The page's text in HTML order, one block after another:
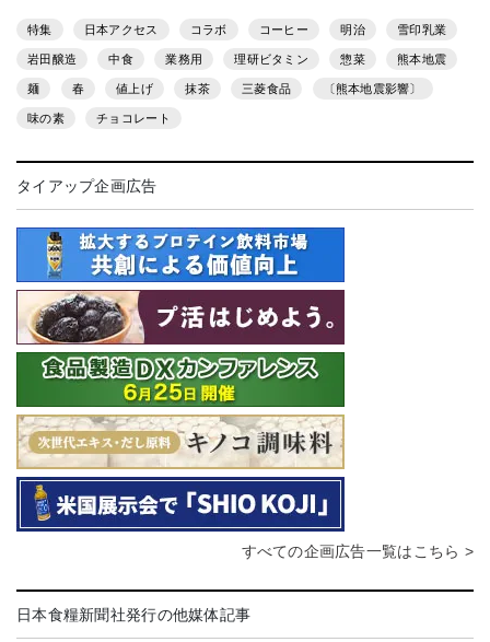
特集 日本アクセス コラボ コーヒー 明治 雪印乳業
岩田醸造 中食 業務用 理研ビタミン 惣菜 熊本地震
麺 春 値上げ 抹茶 三菱食品 〔熊本地震影響〕
味の素 チョコレート
タイアップ企画広告
すべての企画広告一覧はこちら >
日本食糧新聞社発行の他媒体記事